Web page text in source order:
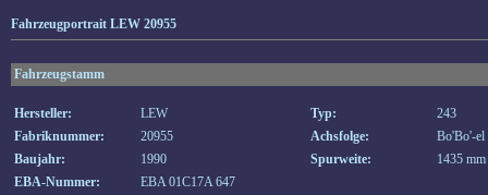
Fahrzeugportrait LEW 20955
Fahrzeugstamm
Hersteller: LEW Typ:
243
Fabriknummer:
20955 Achsfolge:
Bo'Bo'-el
Baujahr:
1990 Spurweite:
1435 mm
EBA-Nummer:
EBA 01C17A 647